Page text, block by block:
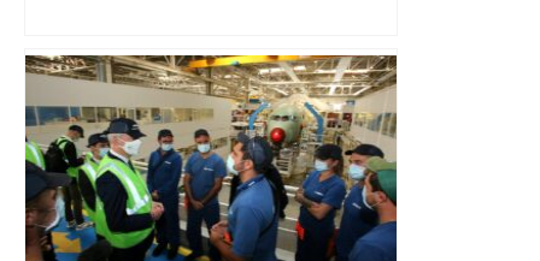
Municipales 2026 à Toulouse : "Vous
ne pouvez plus esquiver"… Moudenc
interpelle Briançon sur une alliance
avec LFI dans une lettre ouverte –
ladepeche.fr